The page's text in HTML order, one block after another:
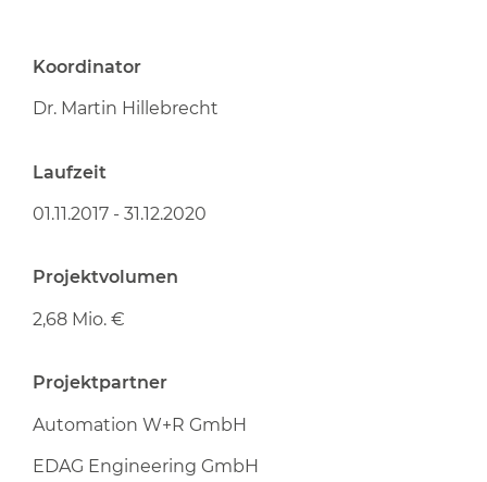
Koordinator
Dr. Martin Hillebrecht
Laufzeit
01.11.2017 - 31.12.2020
Projektvolumen
2,68 Mio. €
Projektpartner
Automation W+R GmbH
EDAG Engineering GmbH